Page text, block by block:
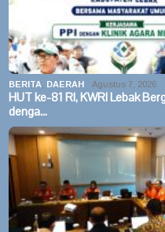
BERITA DAERAH Agustus 7, 2026
HUT ke-81 RI, KWRI Lebak
denga…